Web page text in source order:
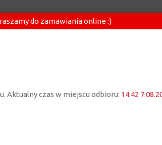
do zamawiania online :)
Aktualny czas w miejscu odbioru: 14:42